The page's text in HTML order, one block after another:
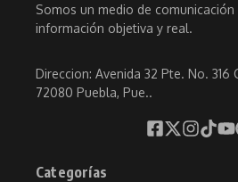
Somos un medio de
información objetiva y real.
Direccion: Avenida 32 Pte. No. 316
72080 Puebla, Pue..
Categorías